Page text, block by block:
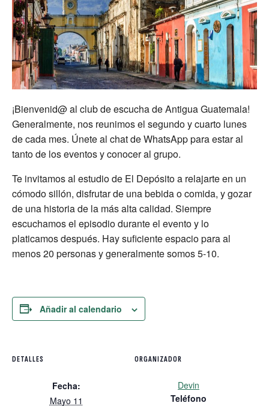
¡Bienvenid@ al club de escucha de Antigua Guatemala!
Generalmente, nos reunimos el segundo y cuarto lunes
de cada mes. Únete al chat de WhatsApp para estar al
tanto de los eventos y conocer al grupo.
Te invitamos al estudio de El Depósito a relajarte en un
cómodo sillón, disfrutar de una bebida o comida, y gozar
de una historia de la más alta calidad. Siempre
escuchamos el episodio durante el evento y lo
platicamos después. Hay suficiente espacio para al
menos 20 personas y generalmente somos 5-10.
Añadir al calendario
DETALLES
Fecha:
Mayo 11
ORGANIZADOR
Devin
Teléfono